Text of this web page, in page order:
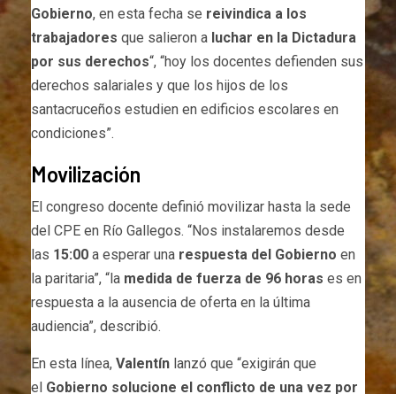
Gobierno, en esta fecha se reivindica a los
trabajadores que salieron a luchar en la Dictadura
por sus derechos“, “hoy los docentes defienden sus
derechos salariales y que los hijos de los
santacruceños estudien en edificios escolares en
condiciones”.
Movilización
El congreso docente definió movilizar hasta la sede
del CPE en Río Gallegos. “Nos instalaremos desde
las 15:00 a esperar una respuesta del Gobierno en
la paritaria”, “la medida de fuerza de 96 horas es en
respuesta a la ausencia de oferta en la última
audiencia”, describió.
En esta línea, Valentín lanzó que “exigirán que
el Gobierno solucione el conflicto de una vez por